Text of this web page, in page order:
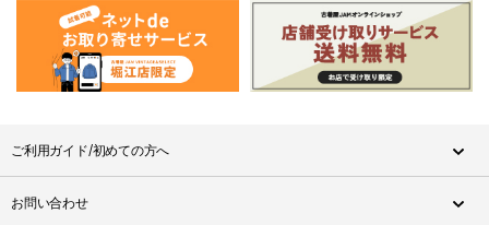
ご利用ガイド/初めての方へ
お問い合わせ